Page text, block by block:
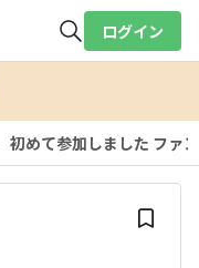
検索
ログイン
初めて参加しました ファ